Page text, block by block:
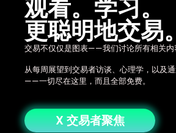
观看。学习。
更聪明地交易。
交易不仅仅是图表——我们讨论所有相关内
从每周展望到交易者访谈、心理学，以及
——一切尽在这里，而且全部免费。
X 交易者聚焦